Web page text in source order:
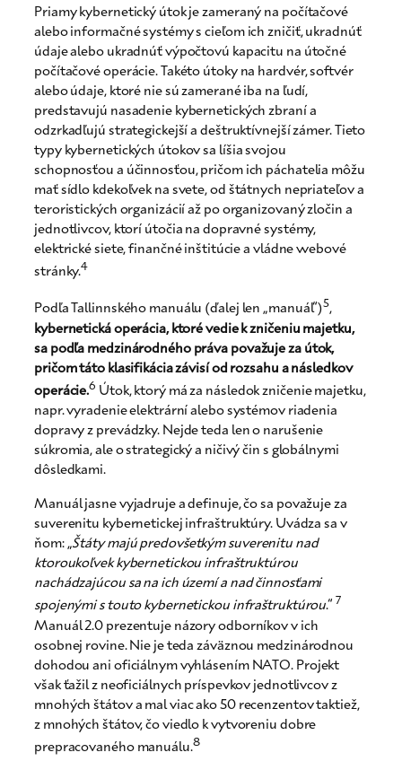
Priamy kybernetický útok je zameraný na počítačové
alebo informačné systémy s cieľom ich zničiť, ukradnúť
údaje alebo ukradnúť výpočtovú kapacitu na útočné
počítačové operácie. Takéto útoky na hardvér, softvér
alebo údaje, ktoré nie sú zamerané iba na ľudí,
predstavujú nasadenie kybernetických zbraní a
odzrkadľujú strategickejší a deštruktívnejší zámer. Tieto
typy kybernetických útokov sa líšia svojou
schopnosťou a účinnosťou, pričom ich páchatelia môžu
mať sídlo kdekoľvek na svete, od štátnych nepriateľov a
teroristických organizácií až po organizovaný zločin a
jednotlivcov, ktorí útočia na dopravné systémy,
elektrické siete, finančné inštitúcie a vládne webové
stránky.4
Podľa Tallinnského manuálu (ďalej len „manuál“)5,
kybernetická operácia, ktoré vedie k zničeniu majetku,
sa podľa medzinárodného práva považuje za útok,
pričom táto klasifikácia závisí od rozsahu a následkov
operácie.6 Útok, ktorý má za následok zničenie majetku,
napr. vyradenie elektrární alebo systémov riadenia
dopravy z prevádzky. Nejde teda len o narušenie
súkromia, ale o strategický a ničivý čin s globálnymi
dôsledkami.
Manuál jasne vyjadruje a definuje, čo sa považuje za
suverenitu kybernetickej infraštruktúry. Uvádza sa v
ňom: „Štáty majú predovšetkým suverenitu nad
ktoroukoľvek kybernetickou infraštruktúrou
nachádzajúcou sa na ich území a nad činnosťami
spojenými s touto kybernetickou infraštruktúrou.“ 7
Manuál 2.0 prezentuje názory odborníkov v ich
osobnej rovine. Nie je teda záväznou medzinárodnou
dohodou ani oficiálnym vyhlásením NATO. Projekt
však ťažil z neoficiálnych príspevkov jednotlivcov z
mnohých štátov a mal viac ako 50 recenzentov taktiež,
z mnohých štátov, čo viedlo k vytvoreniu dobre
prepracovaného manuálu.8